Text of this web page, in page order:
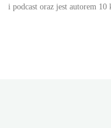
i podcast oraz jest autorem 10